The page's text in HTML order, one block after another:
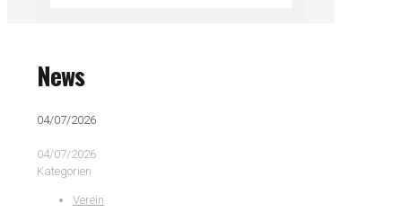
News
04/07/2026
04/07/2026
Kategorien
Verein